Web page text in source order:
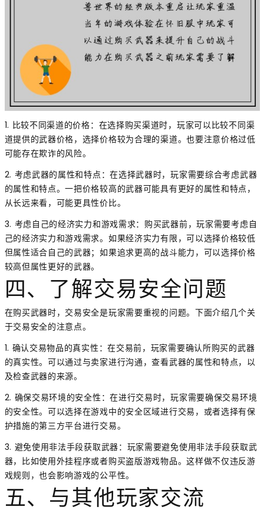
1. 比较不同渠道的价格：在选择购买渠道时，玩家可以比较不同渠
道提供的武器价格，选择价格较为合理的渠道。也要注意价格过低
可能存在欺诈的风险。
2. 考虑武器的属性和特点：在选择武器时，玩家需要综合考虑武器
的属性和特点。一把价格较高的武器可能具有更好的属性和特点，
从长远来看，可能更具性价比。
3. 考虑自己的经济实力和游戏需求：购买武器前，玩家需要考虑自
己的经济实力和游戏需求。如果经济实力有限，可以选择价格较低
但属性适合自己的武器；如果追求更高的战斗能力，可以选择价格
较高但属性更好的武器。
四、了解交易安全问题
在购买武器时，交易安全是玩家需要重视的问题。下面介绍几个关
于交易安全的注意点。
1. 确认交易物品的真实性：在交易前，玩家需要确认所购买的武器
的真实性。可以通过与卖家进行沟通，查看武器的属性和特点，以
及检查武器的来源。
2. 确保交易环境的安全性：在进行交易时，玩家需要确保交易环境
的安全性。可以选择在游戏中的安全区域进行交易，或者选择有保
护措施的第三方平台进行交易。
3. 避免使用非法手段获取武器：玩家需要避免使用非法手段获取武
器，比如使用外挂程序或者购买盗版游戏物品。这样做不仅违反游
戏规则，也会影响游戏的公平性。
五、与其他玩家交流